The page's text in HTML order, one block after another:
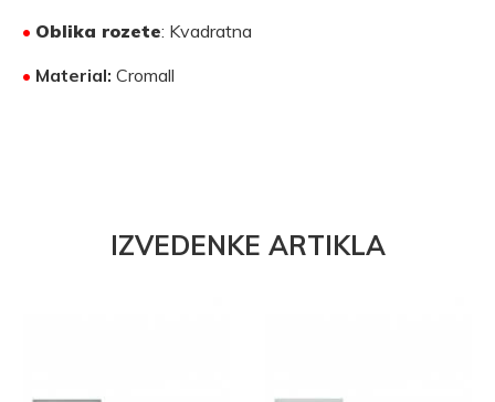
• Oblika rozete: Kvadratna
• Material: Cromall
IZVEDENKE ARTIKLA